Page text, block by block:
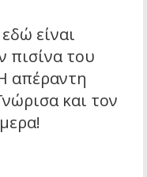
είναι
πισίνα του
απέραντη
και τον